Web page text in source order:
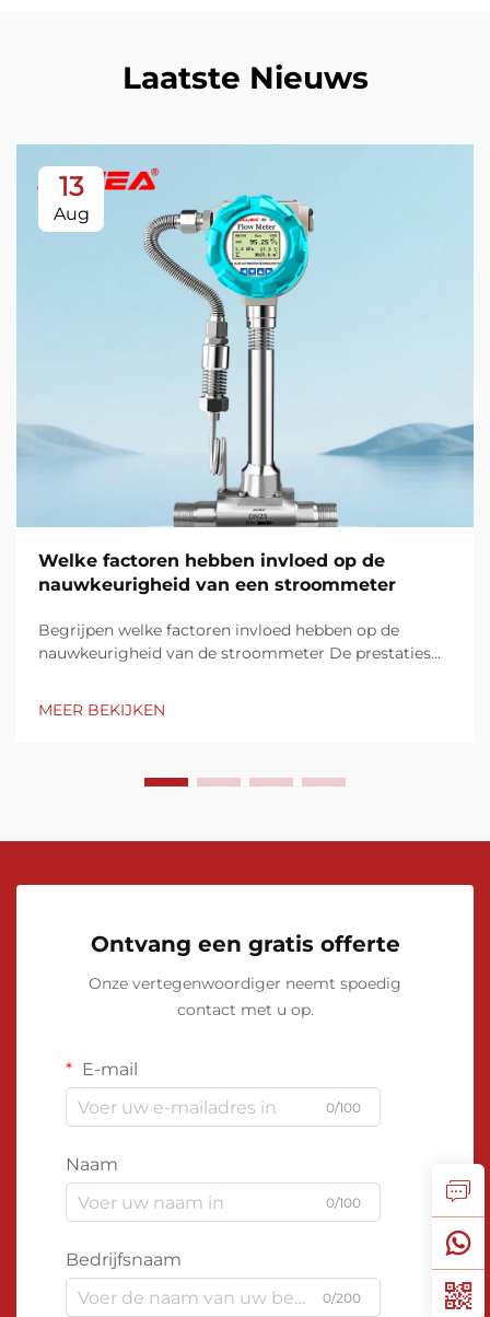
Laatste Nieuws
13
Aug
Welke factoren hebben invloed op de
nauwkeurigheid van een stroommeter
Begrijpen welke factoren invloed hebben op de
nauwkeurigheid van de stroommeter De prestaties
consistentie van de meting. Belangrijke elementen
MEER BEKIJKEN
Ontvang een gratis offerte
Onze vertegenwoordiger neemt spoedig
contact met u op.
E-mail
0/100
Naam
0/100
Bedrijfsnaam
0/200